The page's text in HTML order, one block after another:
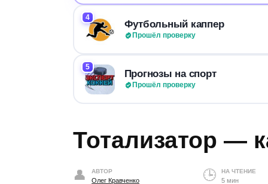
4
Футбольный каппер
Прошёл проверку
5
Прогнозы на спорт
Прошёл проверку
Тотализатор —
АВТОР
Олег Кравченко
НА ЧТЕНИЕ
5 мин